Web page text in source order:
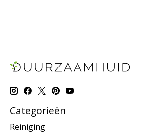
Categorieën
Reiniging